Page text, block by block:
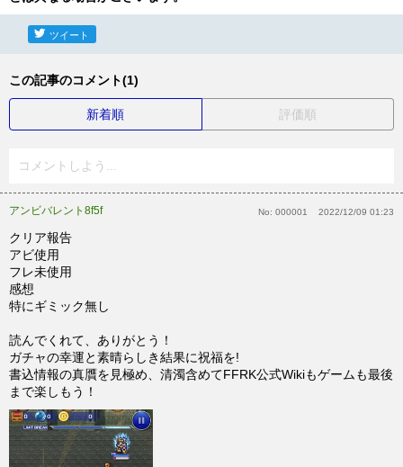
ツイート
この記事のコメント(1)
新着順 評価順
コメントしよう...
アンビバレント8f5f No: 000001 2022/12/09 01:23
クリア報告
アビ使用
フレ未使用
感想
特にギミック無し
読んでくれて、ありがとう！
ガチャの幸運と素晴らしき結果に祝福を!
書込情報の真贋を見極め、清濁含めてFFRK公式Wikiもゲームも最後
まで楽しもう！